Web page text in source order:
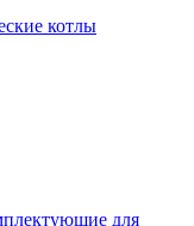
котлы
для